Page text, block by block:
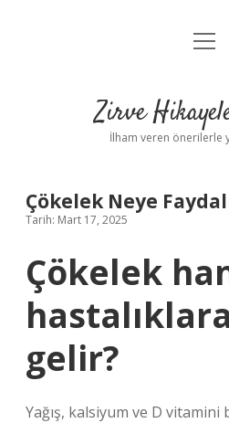
Anasayfa
Yasal
Zirve
İlham veren önerilerle
Çökelek Neye
Tarih: Mart 17, 2025
Çökelek
gelir?
Yağış, kalsiyum ve D vitamini